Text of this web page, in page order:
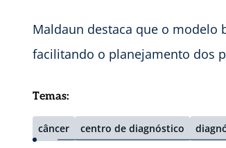
Maldaun destaca que o modelo
facilitando o planejamento dos
Temas:
câncer centro de diagnóstico